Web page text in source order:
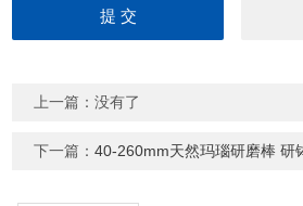
上一篇：没有了
下一篇：40-260mm天然玛瑙研磨棒 研